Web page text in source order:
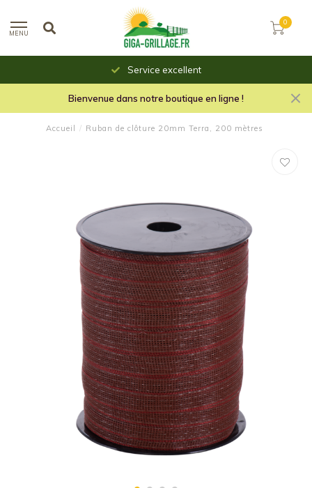
MENU
0
Service excellent
Bienvenue dans notre boutique en ligne !
Accueil / Ruban de clôture 20mm Terra, 200 mètres